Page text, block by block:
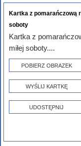
Kartka z pomarańczową
soboty
Kartka z
miłej soboty....
POBIERZ OBRAZEK
WYŚLIJ KARTKĘ
UDOSTĘPNIJ